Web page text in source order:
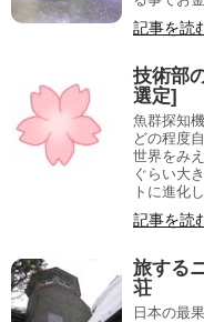
記事を読
技術部
選定]
魚群探知
どの程度
世界をみ
ぐらい大
トに進化
記事を読
旅する
荘
日本の最